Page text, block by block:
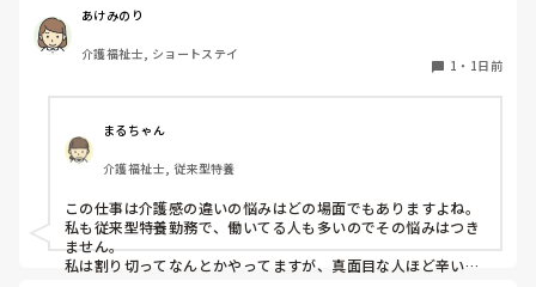
（夜勤者）とか平気でドヤ顔でいます。
夜勤は1人夜勤です。その時はベトナム人と早番の2人体制で
したけども、どちらも急変対応に特化しておらず、この2人
惧してます。夜間はただオムツ交換変えればいい。トイレに
連れて行けばいい？寝るか寝ないか問題だみたい平気で言う
ので人員が少ないため入らせていますが、きちんと見守りの
であれば夜勤も外すが管理者がオッケーを出しているので、
出勤日は誰かがどうにかなっているのではないかと怖すぎて
出勤するのが苦痛になります
あけみのり
介護福祉士, ショートステイ
1 ・ 1日前
まるちゃん
介護福祉士, 従来型特養
この仕事は介護感の違いの悩みはどの場面でもありますよね。
私も従来型特養勤務で、働いてる人も多いのでその悩みはつき
ません。
私は割り切ってなんとかやってますが、真面目な人ほど辛いお